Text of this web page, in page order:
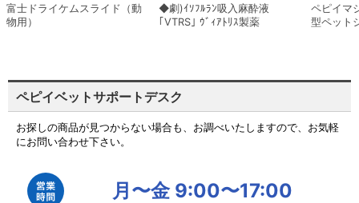
富士ドライケムスライド（動
物用）
◆劇)ｲｿﾌﾙﾗﾝ吸入麻酔液
｢VTRS｣ ｳﾞｨｱﾄﾘｽ製薬
ペピイマ
型ペット
ペピイベットサポートデスク
お探しの商品が見つからない場合も、お調べいたしますので、お気軽
にお問い合わせ下さい。
月〜金 9:00〜17:00